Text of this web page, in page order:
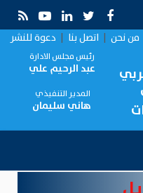
من نحن | اتصل بنا | دعوة للنشر
رئيس مجلس الادارة
عبد الرحيم علي
المدير التنفيذي
هاني سليمان